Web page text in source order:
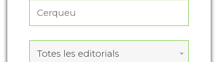
Totes les editorials